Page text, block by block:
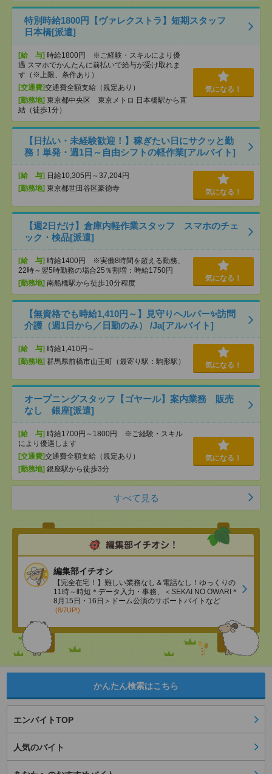
特別時給1800円【ヴァレクストラ】短期スタッフ
日本橋[派遣]
[給 与] 時給1800円 ※ご経験・スキルにより優
遇 スマホでかんたんに前払いで給与が受け取れま
す（※上限、条件あり）
[交通費]交通費全額支給（規定あり）
[勤務地] 東京都中央区 東京メトロ 日本橋駅から直
結（徒歩1分）
気になる！
【日払い・未経験歓迎！】稼ぎたい日にサクッと勤
務！単発・週1日～自由シフトの軽作業[アルバイト]
[給 与] 日給10,305円～37,204円
[勤務地] 東京都世田谷区豪徳寺 気になる！
【週2日だけ】倉庫内軽作業スタッフ スマホのチェ
ック・検品[派遣]
[給 与] 時給1400円 ※実働8時間を超える勤務、
22時～翌5時勤務の場合25％割増：時給1750円
[勤務地] 南船橋駅から徒歩10分程度
気になる！
【無資格でも時給1,410円～】見守りヘルパー✨訪問
介護（週1日から／日勤のみ） /Ja[アルバイト]
[給 与] 時給1,410円～
[勤務地] 群馬県前橋市山王町（最寄り駅：駒形駅） 気になる！
オープニングスタッフ【ゴヤール】案内業務 販売
なし 銀座[派遣]
[給 与] 時給1700円～1800円 ※ご経験・スキル
により優遇します
[交通費]交通費全額支給（規定あり）
[勤務地] 銀座駅から徒歩3分
気になる！
すべて見る
編集部イチオシ
【完全在宅！】難しい業務なし＆電話なし！ゆっくりの
11時～時短＊データ入力・事務、＜SEKAI NO OWARI＊
8月15日・16日＞ドーム公演のサポートバイトなど
(8/7UP!)
かんたん検索はこちら
エンバイトTOP
人気のバイト